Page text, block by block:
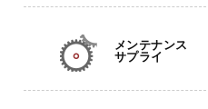
メンテナンス
サプライ